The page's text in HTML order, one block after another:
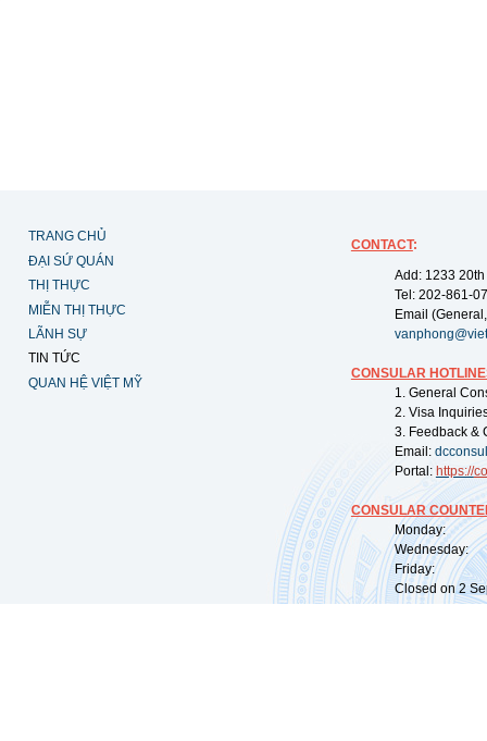
TRANG CHỦ
ĐẠI SỨ QUÁN
THỊ THỰC
MIỄN THỊ THỰC
LÃNH SỰ
TIN TỨC
QUAN HỆ VIỆT MỸ
CONTACT:
Add: 1233
Tel: 202-861-
Email
CONSULAR
1. General
2. Visa
3. Feedback &
Email:
Portal: https://
CONSULAR
Monday:
Wednesday:
Friday:
Closed on 2